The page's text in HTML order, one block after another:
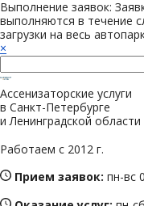
Выполнение заявок:
выполняются в течение
загрузки на весь
×
Ассенизаторские услуги
в Санкт-Петербурге
и Ленинградской области
Работаем с 2012 г.
Прием заявок: пн-вс